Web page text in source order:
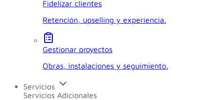
Fidelizar clientes
Retención, upselling y experiencia.
Gestionar proyectos
Obras, instalaciones y seguimiento.
Servicios
Servicios Adicionales